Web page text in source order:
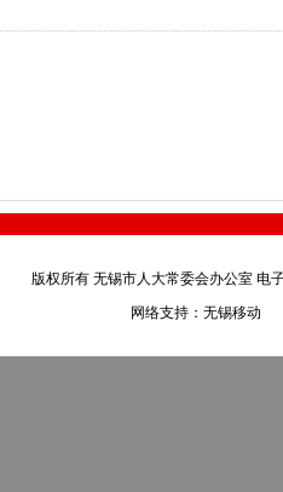
版权所有 无锡市人大常委会办公室 电
网络支持：无锡移动